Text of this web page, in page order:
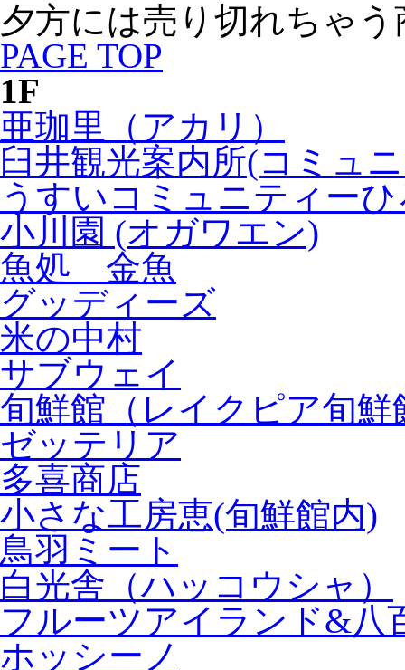
夕方には売り切れちゃう
PAGE TOP
1F
亜珈里（アカリ）
臼井観光案内所(コミュ
うすいコミュニティー
小川園 (オガワエン)
魚処 金魚
グッディーズ
米の中村
サブウェイ
旬鮮館（レイクピア旬鮮
ゼッテリア
多喜商店
小さな工房恵(旬鮮館内)
鳥羽ミート
白光舎（ハッコウシャ）
フルーツアイランド&八
ホッシーノ